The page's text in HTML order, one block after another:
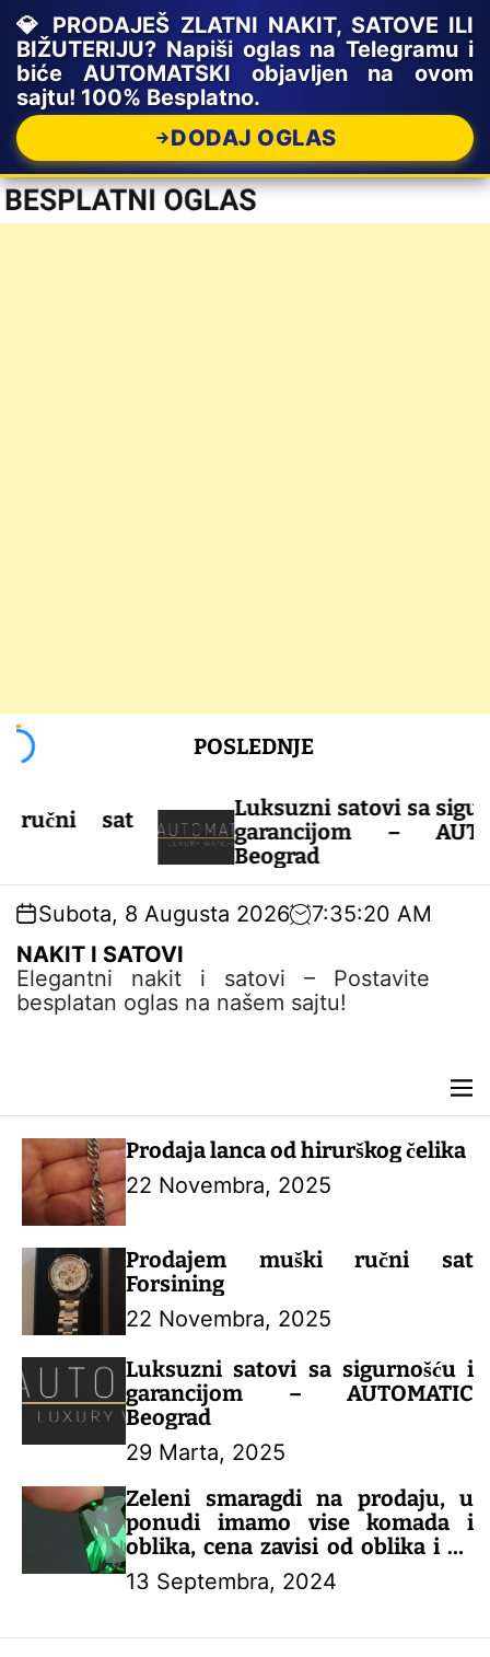
💎 PRODAJEŠ ZLATNI NAKIT, SATOVE ILI
BIŽUTERIJU? Napiši oglas na Telegramu i
biće AUTOMATSKI objavljen na ovom
sajtu! 100% Besplatno.
DODAJ OGLAS
o
POSLEDNJE
sat
Luksuzni satovi sa sigurnošću
garancijom –
Beograd
Subota, 8 Augusta 2026 7:35:20 AM
NAKIT I SATOVI
Elegantni nakit i satovi – Postavite
besplatan oglas na našem sajtu!
M
e
n
Prodaja lanca od hirurškog čelika
22 Novembra, 2025
Prodajem muški ručni sat
Forsining
22 Novembra, 2025
Luksuzni satovi sa sigurnošću i
garancijom – AUTOMATIC
Beograd
29 Marta, 2025
Zeleni smaragdi na prodaju, u
ponudi imamo vise komada i
oblika, cena zavisi od oblika i od
karataze, u ponudi imamo i drugo
drago kamenje, nudimo
naručivanje 0638861547
13 Septembra, 2024